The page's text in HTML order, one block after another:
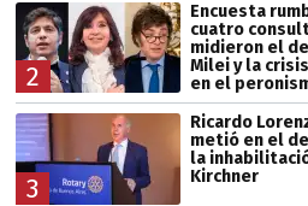
2
Encuesta
cuatro
midieron el
Milei y la
en el
3
Ricardo
metió en el
la
Kirchner